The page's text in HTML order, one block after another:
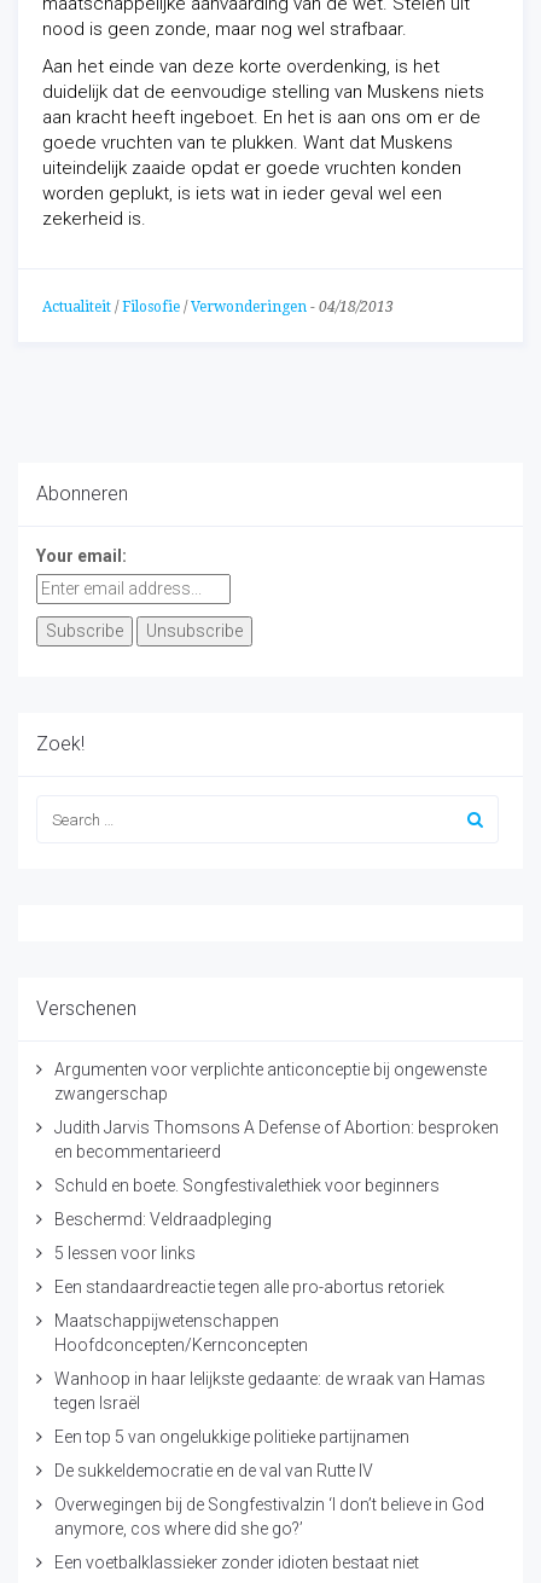
nood is geen zonde, maar nog wel strafbaar.
Aan het einde van deze korte overdenking, is het
duidelijk dat de eenvoudige stelling van Muskens niets
aan kracht heeft ingeboet. En het is aan ons om er de
goede vruchten van te plukken. Want dat Muskens
uiteindelijk zaaide opdat er goede vruchten konden
worden geplukt, is iets wat in ieder geval wel een
zekerheid is.
Actualiteit / Filosofie / Verwonderingen - 04/18/2013
Abonneren
Your email:
Zoek!
Verschenen
Argumenten voor verplichte anticonceptie bij ongewenste
zwangerschap
Judith Jarvis Thomsons A Defense of Abortion: besproken
en becommentarieerd
Schuld en boete. Songfestivalethiek voor beginners
Beschermd: Veldraadpleging
5 lessen voor links
Een standaardreactie tegen alle pro-abortus retoriek
Maatschappijwetenschappen
Hoofdconcepten/Kernconcepten
Wanhoop in haar lelijkste gedaante: de wraak van Hamas
tegen Israël
Een top 5 van ongelukkige politieke partijnamen
De sukkeldemocratie en de val van Rutte IV
Overwegingen bij de Songfestivalzin ‘I don’t believe in God
anymore, cos where did she go?’
Een voetbalklassieker zonder idioten bestaat niet